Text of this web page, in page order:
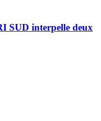
SUD interpelle deux